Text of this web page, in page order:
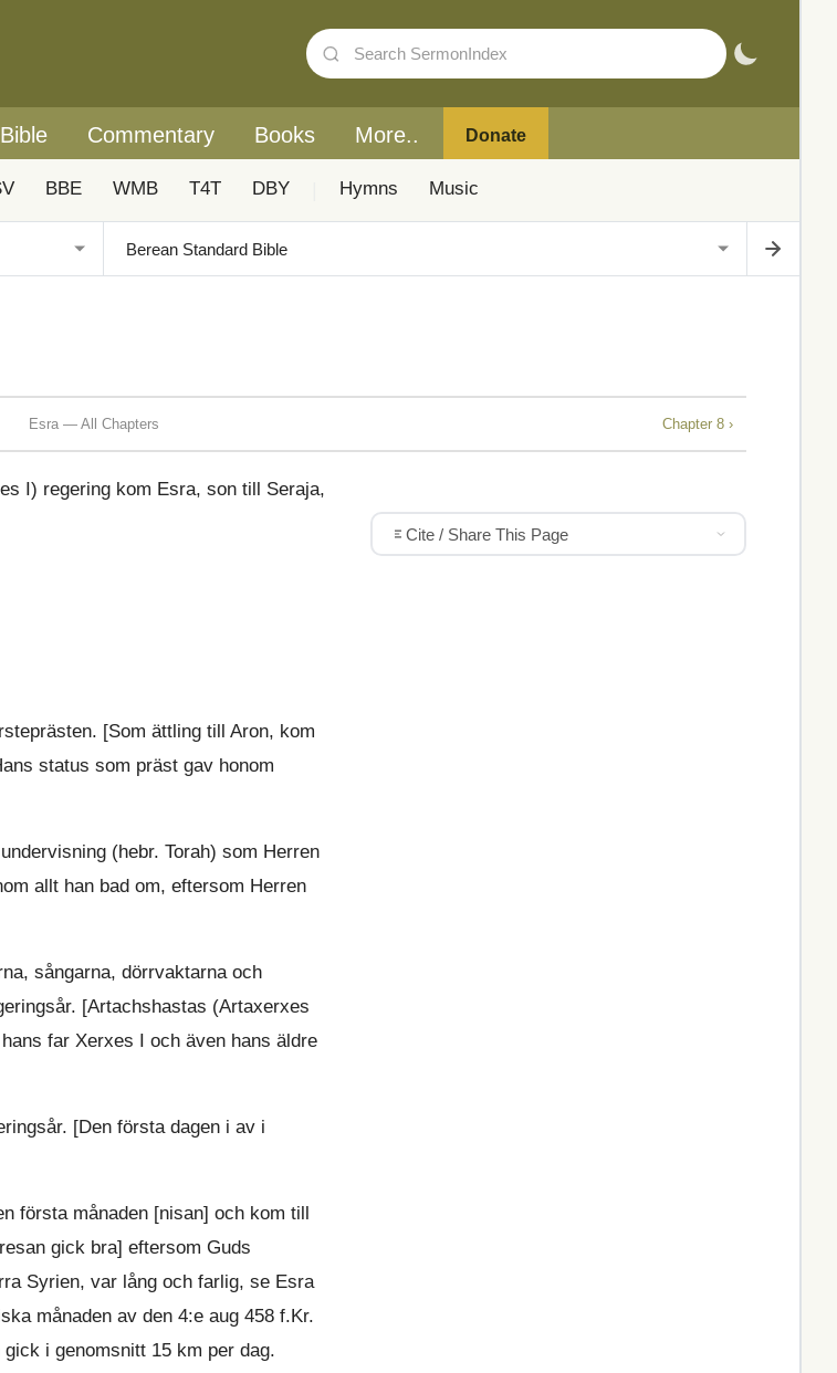
Bible Commentary Books More.. Donate
BBE WMB T4T DBY Hymns Music
Esra — All Chapters Chapter 8 ›
I) regering kom Esra, son till Seraja,
[Som ättling till Aron, kom
status som präst gav honom
(hebr. Torah) som Herren
allt han bad om, eftersom Herren
sångarna, dörrvaktarna och
[Artachshastas (Artaxerxes
far Xerxes I och även hans äldre
[Den första dagen i av i
första månaden [nisan] och kom till
gick bra] eftersom Guds
Syrien, var lång och farlig, se Esra
månaden av den 4:e aug 458 f.Kr.
i genomsnitt 15 km per dag.
Cite / Share This Page